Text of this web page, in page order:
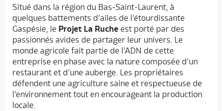
Situé dans la région du Bas-Saint-Laurent, à
quelques battements d’ailes de l’étourdissante
Gaspésie, le Projet La Ruche est porté par des
passionnés avides de partager leur univers. Le
monde agricole fait partie de l’ADN de cette
entreprise en phase avec la nature composée d’un
restaurant et d’une auberge. Les propriétaires
défendent une agriculture saine et respectueuse de
l’environnement tout en encourageant la production
locale.